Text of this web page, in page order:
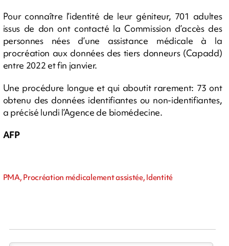
Pour connaître l’identité de leur géniteur, 701 adultes
issus de don ont contacté la Commission d’accès des
personnes nées d’une assistance médicale à la
procréation aux données des tiers donneurs (Capadd)
entre 2022 et fin janvier.
Une procédure longue et qui aboutit rarement: 73 ont
obtenu des données identifiantes ou non-identifiantes,
a précisé lundi l’Agence de biomédecine.
AFP
PMA, Procréation médicalement assistée, Identité